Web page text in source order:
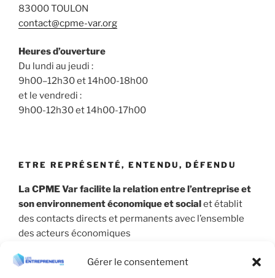
Gérer le consentement
83000 TOULON
contact@cpme-var.org
Heures d’ouverture
Du lundi au jeudi :
9h00–12h30 et 14h00-18h00
et le vendredi :
9h00-12h30 et 14h00-17h00
ETRE REPRÉSENTÉ, ENTENDU, DÉFENDU
La CPME Var facilite la relation entre l’entreprise et
son environnement économique et social et établit
des contacts directs et permanents avec l’ensemble
des acteurs économiques